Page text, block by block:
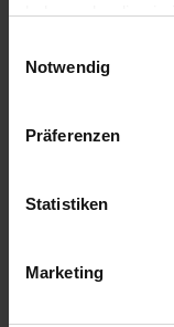
haben oder die sie
Notwendig
Präferenzen
Statistiken
Marketing
manquez aucune
En
données